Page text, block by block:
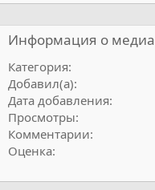
Информация о медиа
Категория
Добавил(а)
Дата добавления
Просмотры
Комментарии
Оценка